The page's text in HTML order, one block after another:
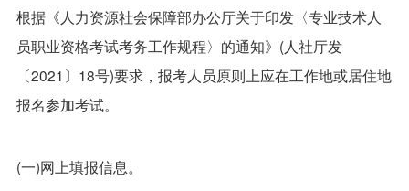
根据《人力资源社会保障部办公厅关于印发〈专业技术人
员职业资格考试考务工作规程〉的通知》(人社厅发
〔2021〕18号)要求，报考人员原则上应在工作地或居住地
报名参加考试。
(一)网上填报信息。